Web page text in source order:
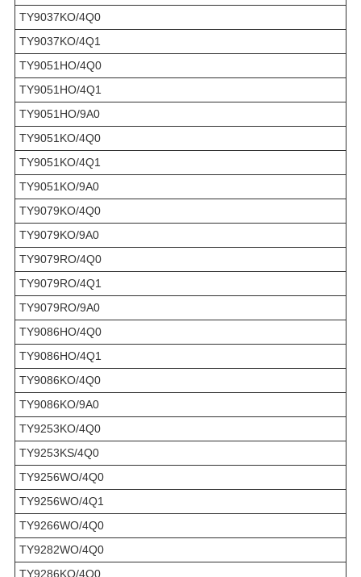
TY9037KO/4Q0
TY9037KO/4Q1
TY9051HO/4Q0
TY9051HO/4Q1
TY9051HO/9A0
TY9051KO/4Q0
TY9051KO/4Q1
TY9051KO/9A0
TY9079KO/4Q0
TY9079KO/9A0
TY9079RO/4Q0
TY9079RO/4Q1
TY9079RO/9A0
TY9086HO/4Q0
TY9086HO/4Q1
TY9086KO/4Q0
TY9086KO/9A0
TY9253KO/4Q0
TY9253KS/4Q0
TY9256WO/4Q0
TY9256WO/4Q1
TY9266WO/4Q0
TY9282WO/4Q0
TY9286KO/4Q0